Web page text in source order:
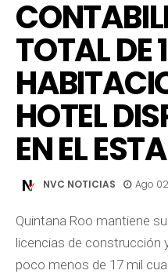
TOTAL DE
HOTEL
EN EL
NVC NOTICIAS Ago
Quintana Roo mantiene
licencias de construcción
poco menos de 17 mil